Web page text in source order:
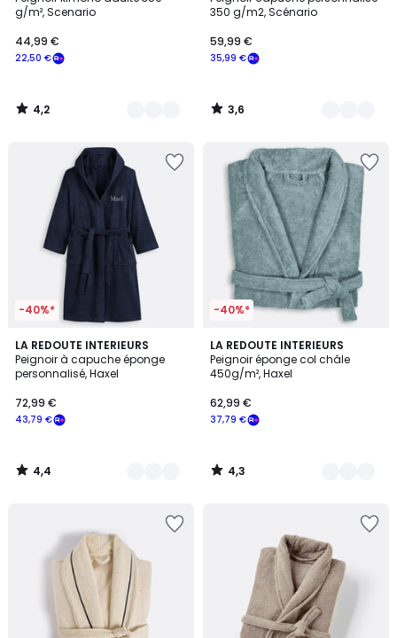
g/m², Scenario
22,50 €
44,99 €
4,2
/
350 g/m2, Scénario
35,99 €
59,99 €
3,6
/
-40%*
LA REDOUTE INTERIEURS
Peignoir à capuche éponge
personnalisé, Haxel
43,79 €
72,99 €
4,4
/ 5
10
Couleurs
4,4
/
-40%*
LA REDOUTE INTERIEURS
Peignoir éponge col châle
450g/m², Haxel
37,79 €
62,99 €
4,3
/ 5
9
Couleurs
4,3
/